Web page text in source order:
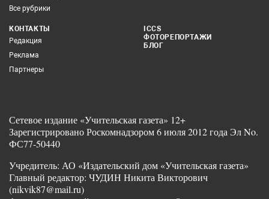
Все рубрики
КОНТАКТЫ
Редакция
Реклама
Партнеры
ICCS
ФОТОРЕПОРТАЖИ
БЛОГ
Сетевое издание «Учительская газета» 12+
Зарегистрировано Роскомнадзором 6 июля 2012 года Эл No.
ФС77-50440
Учредитель: АО «Издательский дом «Учительская газета»
Главный редактор: ЧУДИН Никита Викторович
(nikvik87@mail.ru)